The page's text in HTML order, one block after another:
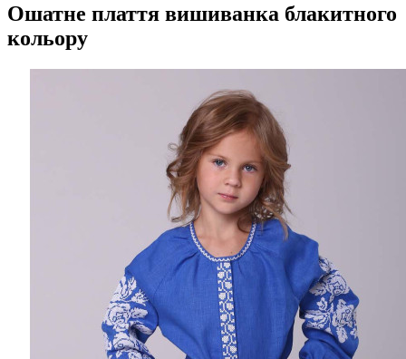
Ошатне плаття вишиванка блакитного
кольору